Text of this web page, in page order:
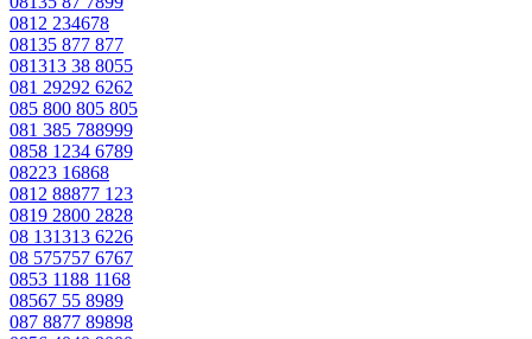
0812 234678
08135 877 877
081313 38 8055
081 29292 6262
085 800 805 805
081 385 788999
0858 1234 6789
08223 16868
0812 88877 123
0819 2800 2828
08 131313 6226
08 575757 6767
0853 1188 1168
08567 55 8989
087 8877 89898